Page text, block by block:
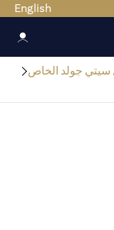
English
سيتي جولد الخاص